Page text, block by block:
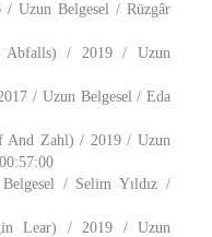
/ Uzun Belgesel / Rüzgâr
Abfalls) / 2019 / Uzun
/ Uzun Belgesel / Eda
And Zahl) / 2019 / Uzun
/ Selim Yıldız /
Lear) / 2019 / Uzun